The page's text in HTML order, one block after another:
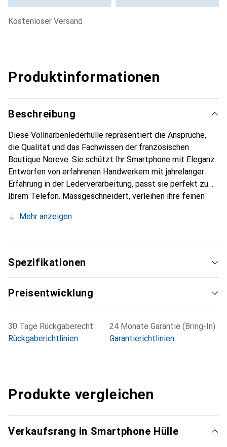
kostenloser Versand
Produktinformationen
Beschreibung
Diese Vollnarbenlederhülle repräsentiert die Ansprüche,
die Qualität und das Fachwissen der französischen
Boutique Noreve. Sie schützt Ihr Smartphone mit Eleganz.
Entworfen von erfahrenen Handwerkern mit jahrelanger
Erfahrung in der Lederverarbeitung, passt sie perfekt zu
Ihrem Telefon. Massgeschneidert, verleihen ihre feinen
und unverzichtbaren Accessoire für Ihr Smartphone.
die Marke Noreve eine zuverlässige Wahl für eine
anspruchsvolle Kundschaft.
Mehr anzeigen
Spezifikationen
Preisentwicklung
30 Tage Rückgaberecht
Rückgaberichtlinien
24 Monate Garantie (Bring-In)
Garantierichtlinien
Produkte vergleichen
Verkaufsrang in Smartphone Hülle